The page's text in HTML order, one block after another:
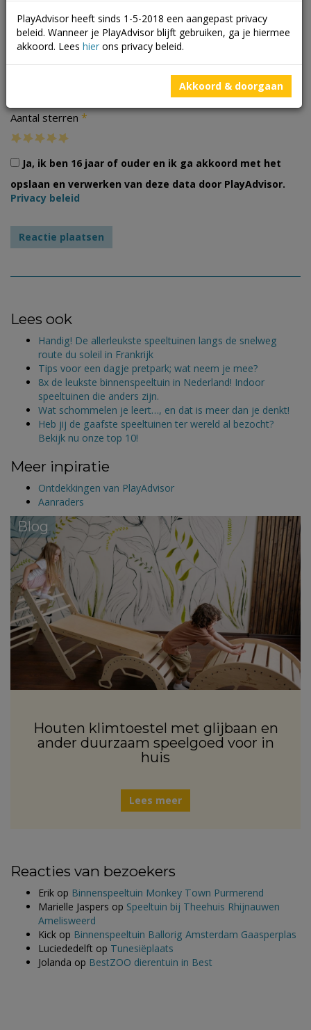
Aantal sterren *
Ja, ik ben 16 jaar of ouder en ik ga akkoord met het
opslaan en verwerken van deze data door PlayAdvisor.
Privacy beleid
Lees ook
Handig! De allerleukste speeltuinen langs de snelweg
route du soleil in Frankrijk
Tips voor een dagje pretpark; wat neem je mee?
8x de leukste binnenspeeltuin in Nederland! Indoor
speeltuinen die anders zijn.
Wat schommelen je leert…, en dat is meer dan je denkt!
Heb jij de gaafste speeltuinen ter wereld al bezocht?
Bekijk nu onze top 10!
Meer inpiratie
Ontdekkingen van PlayAdvisor
Aanraders
Blog
Houten klimtoestel met glijbaan en
ander duurzaam speelgoed voor in
huis
Lees meer
Reacties van bezoekers
Erik op Binnenspeeltuin Monkey Town Purmerend
Marielle Jaspers op Speeltuin bij Theehuis Rhijnauwen
Amelisweerd
Kick op Binnenspeeltuin Ballorig Amsterdam Gaasperplas
Luciededelft op Tunesiëplaats
Jolanda op BestZOO dierentuin in Best
PlayAdvisor heeft sinds 1-5-2018 een aangepast privacy
beleid. Wanneer je PlayAdvisor blijft gebruiken, ga je hiermee
akkoord. Lees hier ons privacy beleid.
Akkoord & doorgaan